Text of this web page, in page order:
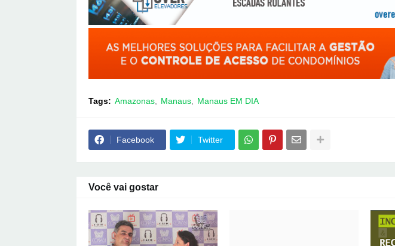
Tags: Amazonas Manaus Manaus EM DIA
Facebook Twitter
Você vai gostar